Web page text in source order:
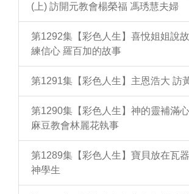
(上) 訪開元教會楊榮福 馮琇慧夫婦
第1292集【彩色人生】喜悅姐姐說
練信心 羅百加的故事
第1291集【彩色人生】主恩浩大 訪
第1290集【彩色人生】神的靈補滿
麻豆教會林麗花執事
第1289集【彩色人生】寶貝放在瓦
神學生